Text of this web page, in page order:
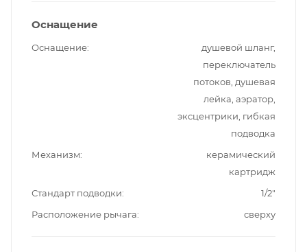
Оснащение
Оснащение
душевой шланг,
переключатель
потоков, душевая
лейка, аэратор,
эксцентрики, гибкая
подводка
Механизм
керамический
картридж
Стандарт подводки
1/2"
Расположение рычага
сверху